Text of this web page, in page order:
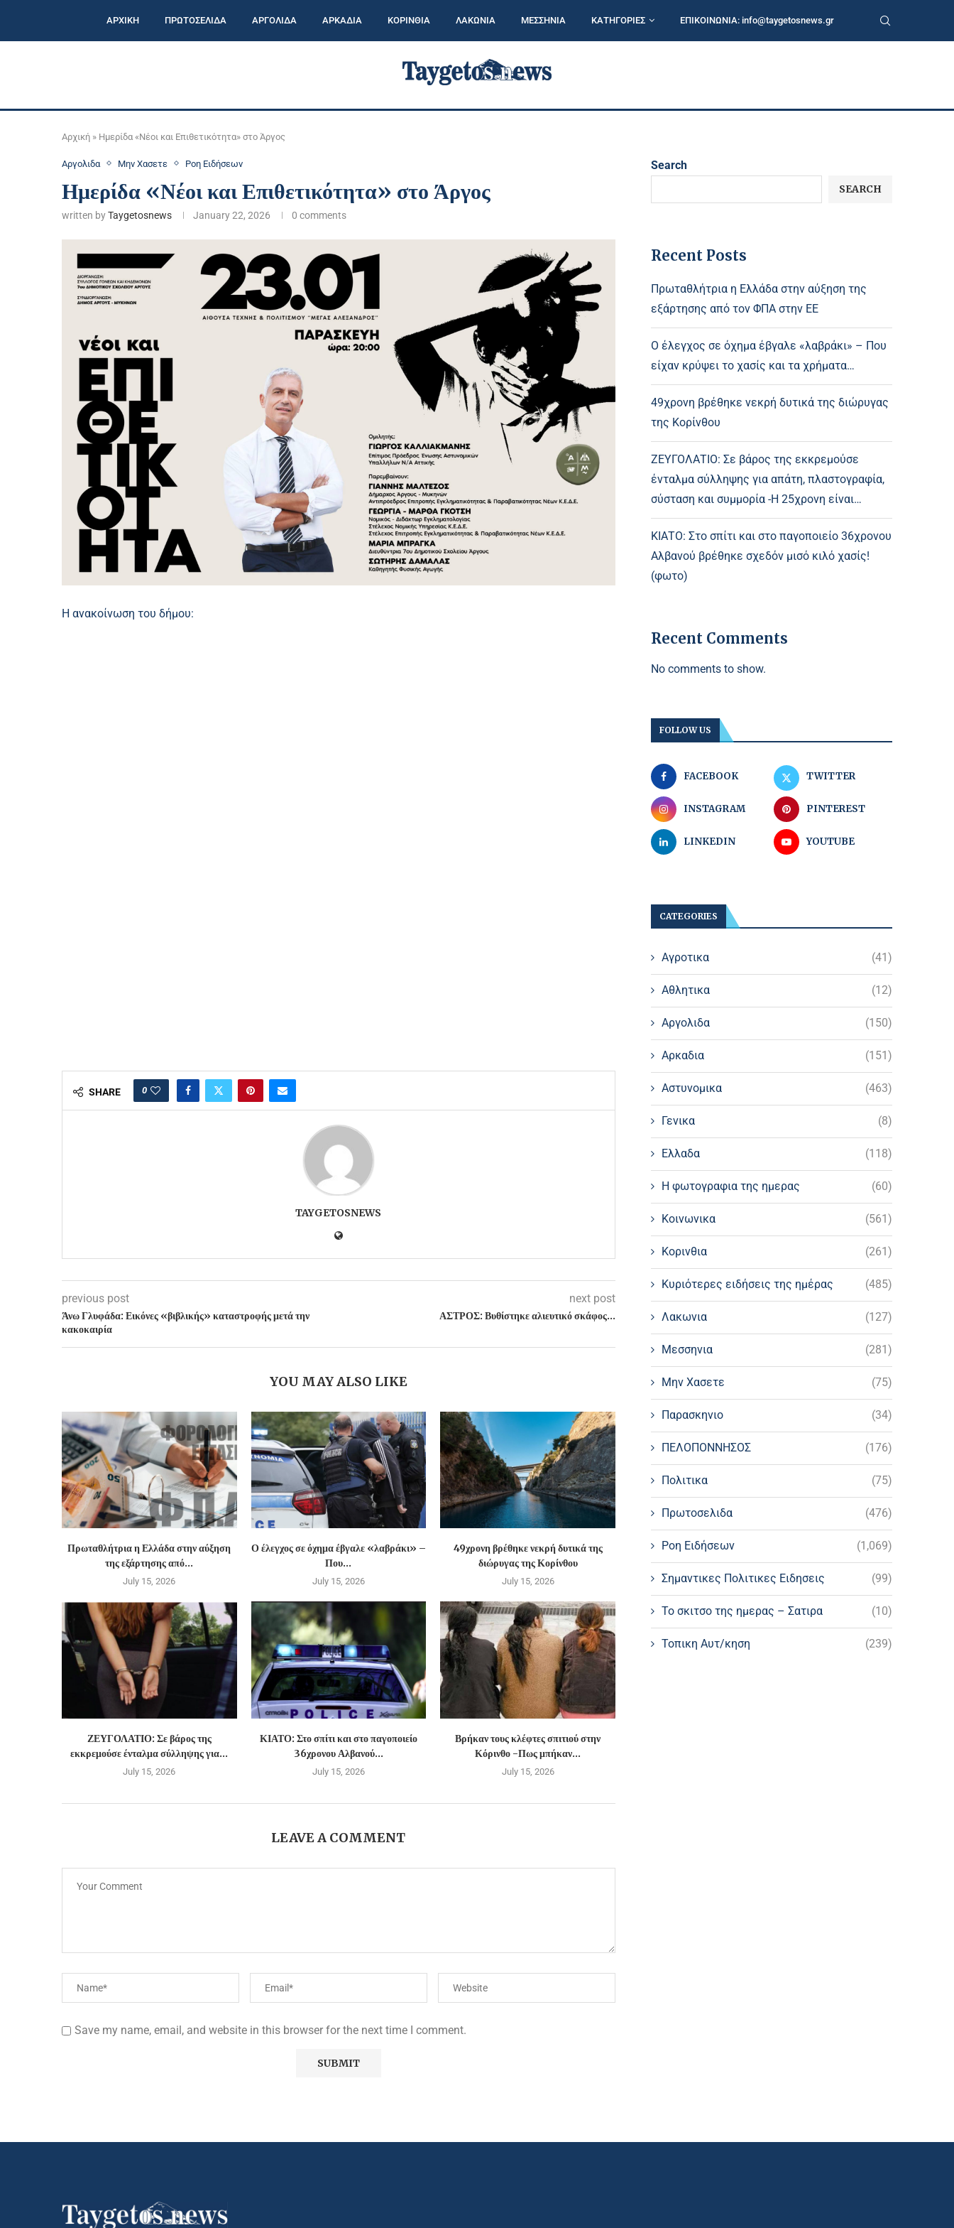
ΑΡΧΙΚΗ ΠΡΩΤΟΣΕΛΙΔΑ ΑΡΓΟΛΙΔΑ ΑΡΚΑΔΙΑ ΚΟΡΙΝΘΙΑ ΛΑΚΩΝΙΑ ΜΕΣΣΗΝΙΑ ΚΑΤΗΓΟΡΙΕΣ ΕΠΙΚΟΙΝΩΝΙΑ: info@taygetosnews.gr
Αρχική » Ημερίδα «Νέοι και Επιθετικότητα» στο Άργος
Αργολιδα Μην Χασετε Ροη Ειδήσεων
Ημερίδα «Νέοι και Επιθετικότητα» στο Άργος
written byTaygetosnews January 22, 2026 0 comments
Η ανακοίνωση του δήμου:
SHARE 0
TAYGETOSNEWS
previous post
Άνω Γλυφάδα: Εικόνες «βιβλικής» καταστροφής μετά την
κακοκαιρία
next post
ΑΣΤΡΟΣ: Βυθίστηκε αλιευτικό σκάφος…
YOU MAY ALSO LIKE
Πρωταθλήτρια η Ελλάδα στην αύξηση
της εξάρτησης από...
July 15, 2026
Ο έλεγχος σε όχημα έβγαλε «λαβράκι» –
Που...
July 15, 2026
49χρονη βρέθηκε νεκρή δυτικά της
διώρυγας της Κορίνθου
July 15, 2026
ΖΕΥΓΟΛΑΤΙΟ: Σε βάρος της
εκκρεμούσε ένταλμα σύλληψης για...
July 15, 2026
ΚΙΑΤΟ: Στο σπίτι και στο παγοποιείο
36χρονου Αλβανού...
July 15, 2026
Βρήκαν τους κλέφτες σπιτιού στην
Κόρινθο -Πως μπήκαν...
July 15, 2026
LEAVE A COMMENT
Save my name, email, and website in this browser for the next time I comment.
Search
SEARCH
Recent Posts
Πρωταθλήτρια η Ελλάδα στην αύξηση της
εξάρτησης από τον ΦΠΑ στην ΕΕ
Ο έλεγχος σε όχημα έβγαλε «λαβράκι» – Που
είχαν κρύψει το χασίς και τα χρήματα…
49χρονη βρέθηκε νεκρή δυτικά της διώρυγας
της Κορίνθου
ΖΕΥΓΟΛΑΤΙΟ: Σε βάρος της εκκρεμούσε
ένταλμα σύλληψης για απάτη, πλαστογραφία,
σύσταση και συμμορία -Η 25χρονη είναι…
ΚΙΑΤΟ: Στο σπίτι και στο παγοποιείο 36χρονου
Αλβανού βρέθηκε σχεδόν μισό κιλό χασίς!
(φωτο)
Recent Comments
No comments to show.
FOLLOW US
FACEBOOK TWITTER
INSTAGRAM PINTEREST
LINKEDIN YOUTUBE
CATEGORIES
Αγροτικα (41)
Αθλητικα (12)
Αργολιδα (150)
Αρκαδια (151)
Αστυνομικα (463)
Γενικα (8)
Ελλαδα (118)
Η φωτογραφια της ημερας (60)
Κοινωνικα (561)
Κορινθια (261)
Κυριότερες ειδήσεις της ημέρας (485)
Λακωνια (127)
Μεσσηνια (281)
Μην Χασετε (75)
Παρασκηνιο (34)
ΠΕΛΟΠΟΝΝΗΣΟΣ (176)
Πολιτικα (75)
Πρωτοσελιδα (476)
Ροη Ειδήσεων (1,069)
Σημαντικες Πολιτικες Ειδησεις (99)
Το σκιτσο της ημερας – Σατιρα (10)
Τοπικη Αυτ/κηση (239)